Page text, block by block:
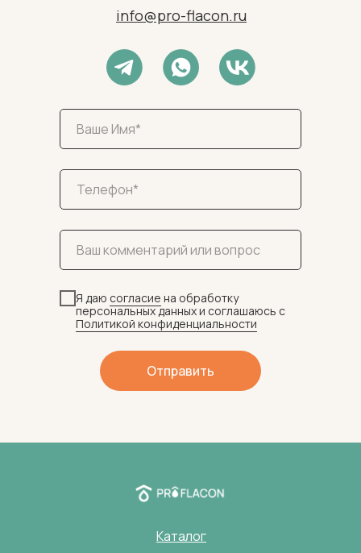
info@pro-flacon.ru
Я даю согласие на обработку
персональных данных и соглашаюсь c
Политикой конфиденциальности
Отправить
Каталог